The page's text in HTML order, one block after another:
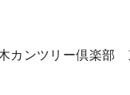
ンツリー倶楽部